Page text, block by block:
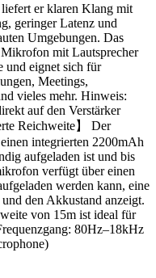
er klaren Klang mit
geringer Latenz und
Umgebungen. Das
Mikrofon mit Lautsprecher
und eignet sich für
Meetings,
vieles mehr. Hinweis:
auf den Verstärker
Reichweite】 Der
integrierten 2200mAh
aufgeladen ist und bis
verfügt über einen
werden kann, eine
den Akkustand anzeigt.
von 15m ist ideal für
80Hz–18kHz